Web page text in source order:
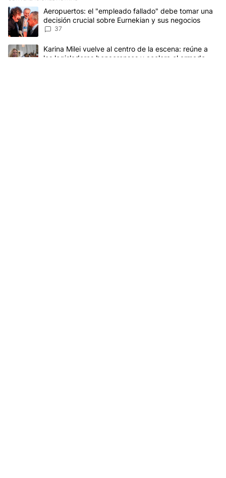
Este listado muestra los artículos con más comentarios en los
Un artículo de tendencia con el título "Aeropuertos: el
Aeropuertos: el "empleado fallado" debe tomar una
decisión crucial sobre Eurnekian y sus negocios
37
Un artículo de tendencia con el título "Karina Milei vuelve al
Karina Milei vuelve al centro de la escena: reúne a
los legisladores bonaerenses y acelera el armado